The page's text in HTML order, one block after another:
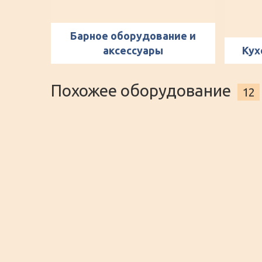
Барное оборудование и
аксессуары
Похожее оборудование 12